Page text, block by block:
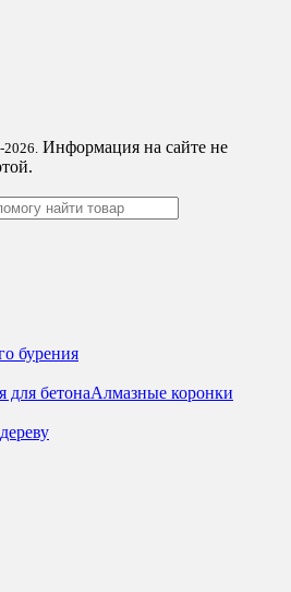
Информация на сайте не
бурения
Алмазные коронки